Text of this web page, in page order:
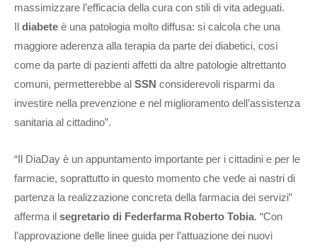
massimizzare l’efficacia della cura con stili di vita adeguati.
Il diabete è una patologia molto diffusa: si calcola che una
maggiore aderenza alla terapia da parte dei diabetici, così
come da parte di pazienti affetti da altre patologie altrettanto
comuni, permetterebbe al SSN considerevoli risparmi da
investire nella prevenzione e nel miglioramento dell’assistenza
sanitaria al cittadino”.
“Il DiaDay è un appuntamento importante per i cittadini e per le
farmacie, soprattutto in questo momento che vede ai nastri di
partenza la realizzazione concreta della farmacia dei servizi”
afferma il segretario di Federfarma Roberto Tobia. “Con
l’approvazione delle linee guida per l’attuazione dei nuovi